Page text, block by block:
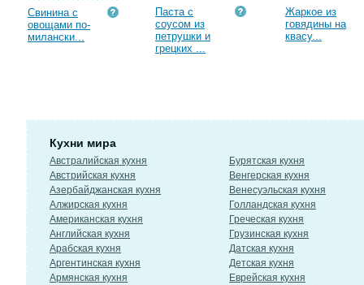
Свинина с
овощами по-
милански...
Паста с
соусом из
петрушки и
грецких ...
Жаркое из
говядины на
квасу...
Кухни мира
Австралийская кухня
Австрийская кухня
Азербайджанская кухня
Алжирская кухня
Американская кухня
Английская кухня
Арабская кухня
Аргентинская кухня
Армянская кухня
Бурятская кухня
Венгерская кухня
Венесуэльская кухня
Голландская кухня
Греческая кухня
Грузинская кухня
Датская кухня
Детская кухня
Еврейская кухня